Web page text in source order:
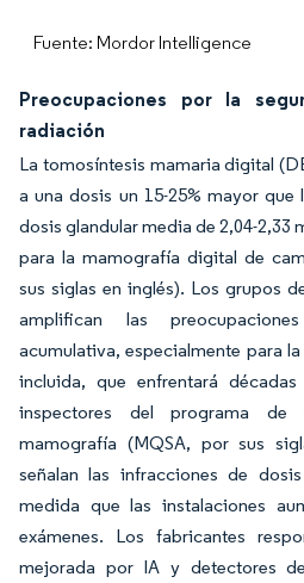
Fuente: Mordor Intelligence
Preocupaciones por la
radiación
La tomosíntesis mamaria digital
a una dosis un 15-25% mayor que
dosis glandular media de 2,04-2,33
para la mamografía digital de
sus siglas en inglés). Los grupos
amplifican las
acumulativa, especialmente para
incluida, que enfrentará
inspectores del programa
mamografía (MQSA, por sus
señalan las infracciones de
medida que las instalaciones
exámenes. Los fabricantes
mejorada por IA y detectores